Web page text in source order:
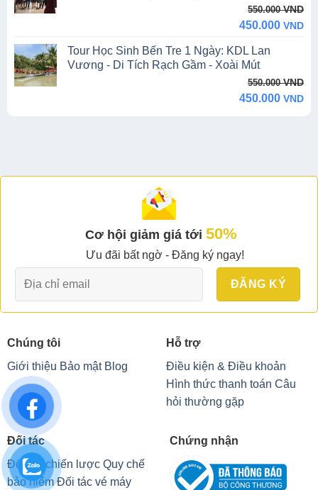
550.000VND
550.000 VND.
450.000 VND
450.000 VND.
Tour Học Sinh Bến Tre 1 Ngày: KDL Lan
Vương - Di Tích Rạch Gầm - Xoài Mút
550.000VND
450.000 VND
Cơ hội giảm giá tới 50%
Ưu đãi bất ngờ - Đăng ký ngay!
Chúng tôi
Giới thiệu Bảo mật Blog
Hỗ trợ
Điều kiện & Điều khoản
Hình thức thanh toán Câu
hỏi thường gặp
Đối tác
Đối tác chiến lược Quy chế
bảo hiểm Đối tác vé máy
Chứng nhận